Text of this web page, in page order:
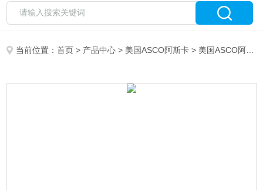
当前位置：首页 > 产品中心 > 美国ASCO阿斯卡 > 美国ASCO阿斯卡电磁阀